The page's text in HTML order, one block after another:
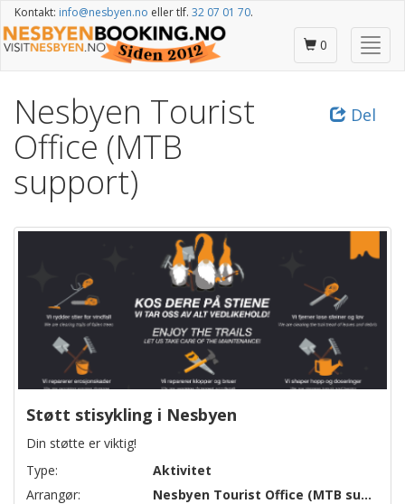
til
hovedinnhold
Kontakt: info@nesbyen.no eller tlf. 32 07 01 70.
Skjul
/
0
Del
Nesbyen Tourist
Office (MTB
support)
Støtt stisykling i Nesbyen
Din støtte er viktig!
Type:
Aktivitet
Arrangør:
Nesbyen Tourist Office (MTB support)